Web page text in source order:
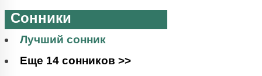
Сонники
Лучший сонник
Еще 14 сонников >>